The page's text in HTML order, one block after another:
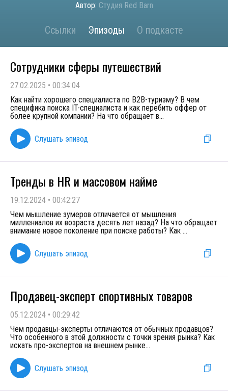
Автор: Студия Red Barn
Ссылки Эпизоды О подкасте
Сотрудники сферы путешествий
27.02.2025 • 00:34:04
Как найти хорошего специалиста по B2B-туризму? В чем
специфика поиска IT-специалиста и как перебить оффер от
более крупной компании? На что обращает в...
Слушать эпизод
Тренды в HR и массовом найме
19.12.2024 • 00:42:27
Чем мышление зумеров отличается от мышления
миллениалов их возраста десять лет назад? На что обращает
внимание новое поколение при поиске работы? Как ...
Слушать эпизод
Продавец-эксперт спортивных товаров
05.12.2024 • 00:29:42
Чем продавцы-эксперты отличаются от обычных продавцов?
Что особенного в этой должности с точки зрения рынка? Как
искать про-экспертов на внешнем рынке...
Слушать эпизод